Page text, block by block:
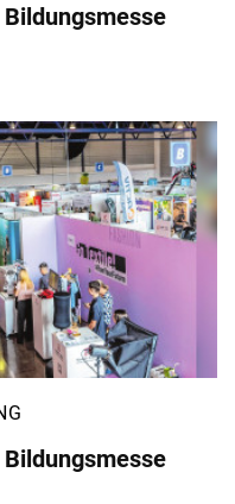
Bildungsmesse
Bildungsmesse